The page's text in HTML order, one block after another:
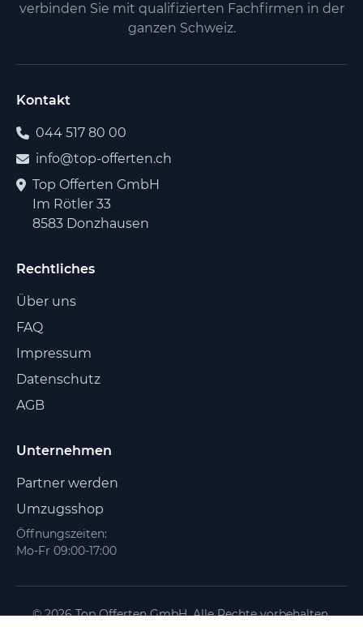
verbinden Sie mit qualifizierten Fachfirmen in der
ganzen Schweiz.
Kontakt
044 517 80 00
info@top-offerten.ch
Top Offerten GmbH
Im Rötler 33
8583 Donzhausen
Rechtliches
Über uns
FAQ
Impressum
Datenschutz
AGB
Unternehmen
Partner werden
Umzugsshop
Öffnungszeiten:
Mo-Fr 09:00-17:00
© 2026 Top Offerten GmbH. Alle Rechte vorbehalten.